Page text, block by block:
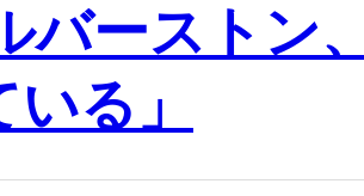
バーストン
る」